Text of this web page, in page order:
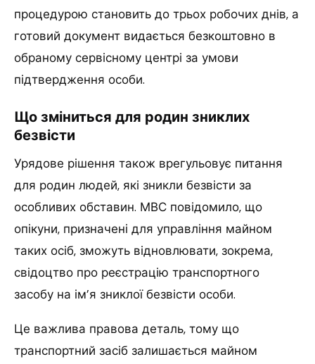
процедурою становить до трьох робочих днів, а
готовий документ видається безкоштовно в
обраному сервісному центрі за умови
підтвердження особи.
Що зміниться для родин зниклих
безвісти
Урядове рішення також врегульовує питання
для родин людей, які зникли безвісти за
особливих обставин. МВС повідомило, що
опікуни, призначені для управління майном
таких осіб, зможуть відновлювати, зокрема,
свідоцтво про реєстрацію транспортного
засобу на ім’я зниклої безвісти особи.
Це важлива правова деталь, тому що
транспортний засіб залишається майном